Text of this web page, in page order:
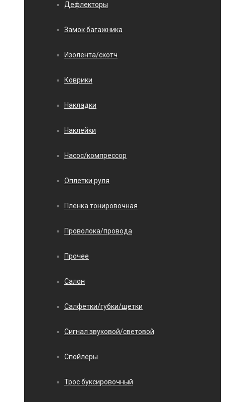
Дефлекторы
Замок багажника
Изолента/скотч
Коврики
Накладки
Наклейки
Насос/компрессор
Оплетки руля
Пленка тонировочная
Проволока/провода
Прочее
Салон
Салфетки/губки/щетки
Сигнал звуковой/световой
Спойлеры
Трос буксировочный